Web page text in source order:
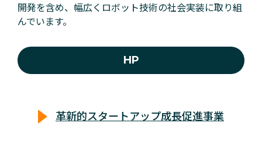
開発を含め、幅広くロボット技術の社会実装に取り組
んでいます。
HP
革新的スタートアップ成長促進事業